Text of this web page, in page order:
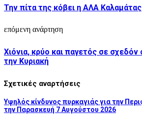
Την πίτα της κόβει η ΑΛΑ
επόμενη ανάρτηση
Χιόνια, κρύο και παγετός σε
την Κυριακή
Σχετικές αναρτήσεις
Υψηλός κίνδυνος πυρκαγιάς για την
την Παρασκευή 7 Αυγούστου 2026